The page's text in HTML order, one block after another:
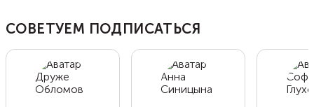
СОВЕТУЕМ ПОДПИСАТЬСЯ